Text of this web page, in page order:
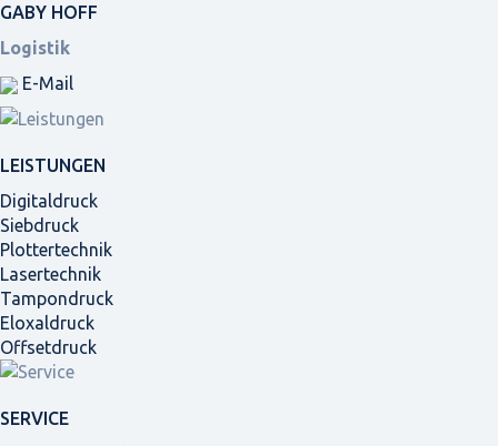
GABY HOFF
Logistik
E-Mail
LEISTUNGEN
Digitaldruck
Siebdruck
Plottertechnik
Lasertechnik
Tampondruck
Eloxaldruck
Offsetdruck
SERVICE